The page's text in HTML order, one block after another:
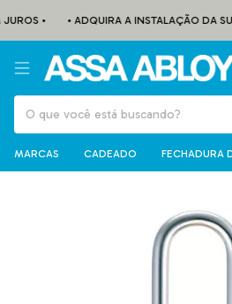
• • ADQUIRA A INSTALAÇÃO DA
MARCAS CADEADO FECHADURA